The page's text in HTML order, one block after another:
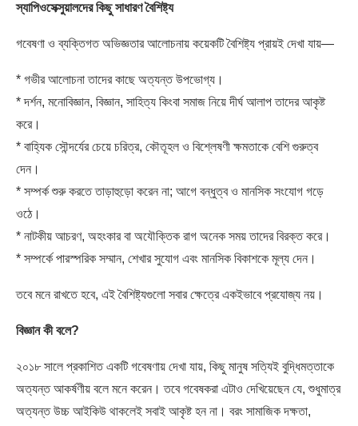
স্যাপিওসেক্সুয়ালদের কিছু সাধারণ বৈশিষ্ট্য
গবেষণা ও ব্যক্তিগত অভিজ্ঞতার আলোচনায় কয়েকটি বৈশিষ্ট্য প্রায়ই দেখা যায়—
* গভীর আলোচনা তাদের কাছে অত্যন্ত উপভোগ্য।
* দর্শন, মনোবিজ্ঞান, বিজ্ঞান, সাহিত্য কিংবা সমাজ নিয়ে দীর্ঘ আলাপ তাদের আকৃষ্ট
করে।
* বাহ্যিক সৌন্দর্যের চেয়ে চরিত্র, কৌতূহল ও বিশ্লেষণী ক্ষমতাকে বেশি গুরুত্ব
দেন।
* সম্পর্ক শুরু করতে তাড়াহুড়ো করেন না; আগে বন্ধুত্ব ও মানসিক সংযোগ গড়ে
ওঠে।
* নাটকীয় আচরণ, অহংকার বা অযৌক্তিক রাগ অনেক সময় তাদের বিরক্ত করে।
* সম্পর্কে পারস্পরিক সম্মান, শেখার সুযোগ এবং মানসিক বিকাশকে মূল্য দেন।
তবে মনে রাখতে হবে, এই বৈশিষ্ট্যগুলো সবার ক্ষেত্রে একইভাবে প্রযোজ্য নয়।
বিজ্ঞান কী বলে?
২০১৮ সালে প্রকাশিত একটি গবেষণায় দেখা যায়, কিছু মানুষ সত্যিই বুদ্ধিমত্তাকে
অত্যন্ত আকর্ষণীয় বলে মনে করেন। তবে গবেষকরা এটাও দেখিয়েছেন যে, শুধুমাত্র
অত্যন্ত উচ্চ আইকিউ থাকলেই সবাই আকৃষ্ট হন না। বরং সামাজিক দক্ষতা,